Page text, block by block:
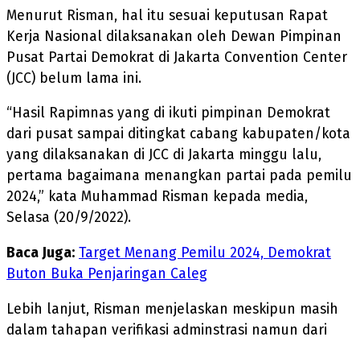
Menurut Risman, hal itu sesuai keputusan Rapat
Kerja Nasional dilaksanakan oleh Dewan Pimpinan
Pusat Partai Demokrat di Jakarta Convention Center
(JCC) belum lama ini.
“Hasil Rapimnas yang di ikuti pimpinan Demokrat
dari pusat sampai ditingkat cabang kabupaten/kota
yang dilaksanakan di JCC di Jakarta minggu lalu,
pertama bagaimana menangkan partai pada pemilu
2024,” kata Muhammad Risman kepada media,
Selasa (20/9/2022).
Baca Juga: Target Menang Pemilu 2024, Demokrat
Buton Buka Penjaringan Caleg
Lebih lanjut, Risman menjelaskan meskipun masih
dalam tahapan verifikasi adminstrasi namun dari